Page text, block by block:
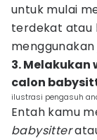
untuk mulai
terdekat atau
menggunakan
3.
calon
ilustrasi pengasuh
Entah kamu
babysitter